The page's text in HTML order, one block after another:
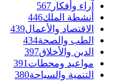
آراء وأفكار 567
أنشطة الملك446
الاقتصاد والأعمال439
الطب والصحة434
الدين والأخلاق397
مواعيد ومحطات 391
التنمية والسياحة380